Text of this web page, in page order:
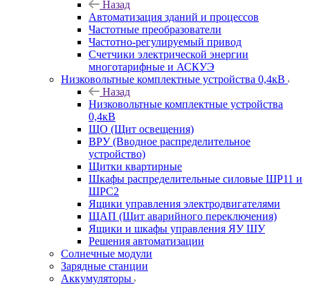
Назад
Автоматизация зданий и процессов
Частотные преобразователи
Частотно-регулируемый привод
Счетчики электрической энергии
многотарифные и АСКУЭ
Низковольтные комплектные устройства 0,4кВ
Назад
Низковольтные комплектные устройства
0,4кВ
ЩО (Щит освещения)
ВРУ (Вводное распределительное
устройство)
Щитки квартирные
Шкафы распределительные силовые ШР11 и
ШРС2
Ящики управления электродвигателями
ЩАП (Щит аварийного переключения)
Ящики и шкафы управления ЯУ ШУ
Решения автоматизации
Солнечные модули
Зарядные станции
Аккумуляторы